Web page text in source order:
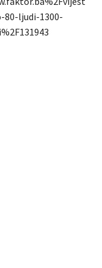
ljudi-1300-